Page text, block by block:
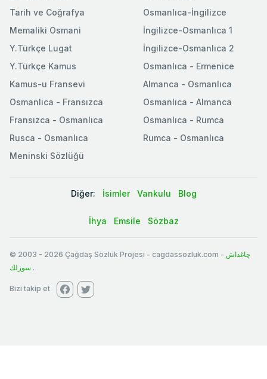
Tarih ve Coğrafya
Memaliki Osmani
Y.Türkçe Lugat
Y.Türkçe Kamus
Osmanlıca-İngilizce
İngilizce-Osmanlıca 1
İngilizce-Osmanlıca 2
Osmanlıca - Ermenice
Kamus-u Fransevi
Osmanlica - Fransızca
Fransızca - Osmanlıca
Rusca - Osmanlıca
Meninski Sözlüğü
Almanca - Osmanlıca
Osmanlıca - Almanca
Osmanlıca - Rumca
Rumca - Osmanlıca
Diğer: İsimler Vankulu Blog
İhya Emsile Sözbaz
© 2003 - 2026 Çağdaş Sözlük Projesi - cagdassozluk.com - چاغداش
سوزلك .
Bizi takip et